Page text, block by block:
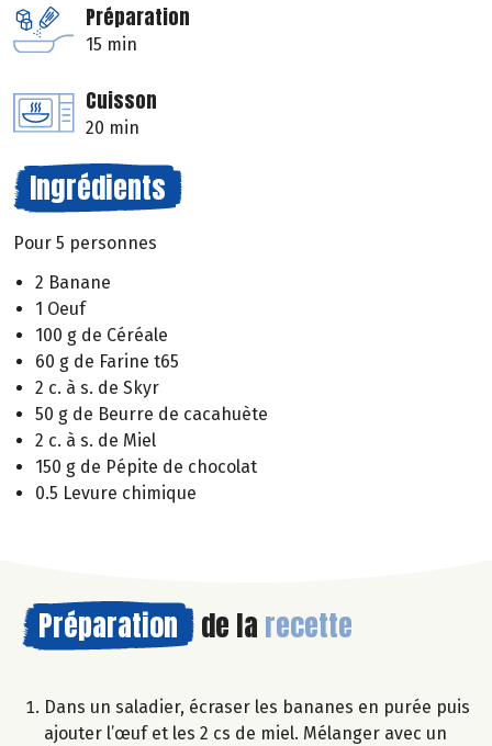
Préparation
15 min
Cuisson
20 min
Ingrédients
Pour 5 personnes
2 Banane
1 Oeuf
100 g de Céréale
60 g de Farine t65
2 c. à s. de Skyr
50 g de Beurre de cacahuète
2 c. à s. de Miel
150 g de Pépite de chocolat
0.5 Levure chimique
Préparation de la recette
Dans un saladier, écraser les bananes en purée puis
ajouter l’œuf et les 2 cs de miel. Mélanger avec un